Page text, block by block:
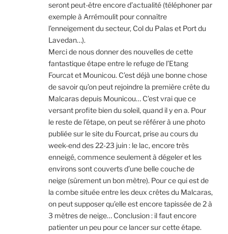
seront peut-être encore d’actualité (téléphoner par
exemple à Arrémoulit pour connaître
l’enneigement du secteur, Col du Palas et Port du
Lavedan…).
Merci de nous donner des nouvelles de cette
fantastique étape entre le refuge de l’Etang
Fourcat et Mounicou. C’est déjà une bonne chose
de savoir qu’on peut rejoindre la première crête du
Malcaras depuis Mounicou… C’est vrai que ce
versant profite bien du soleil, quand il y en a. Pour
le reste de l’étape, on peut se référer à une photo
publiée sur le site du Fourcat, prise au cours du
week-end des 22-23 juin : le lac, encore très
enneigé, commence seulement à dégeler et les
environs sont couverts d’une belle couche de
neige (sûrement un bon mètre). Pour ce qui est de
la combe située entre les deux crêtes du Malcaras,
on peut supposer qu’elle est encore tapissée de 2 à
3 mètres de neige… Conclusion : il faut encore
patienter un peu pour ce lancer sur cette étape.